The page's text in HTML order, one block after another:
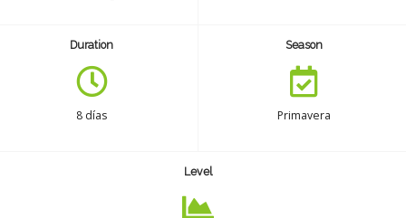
Duration
8 días
Season
Primavera
Level